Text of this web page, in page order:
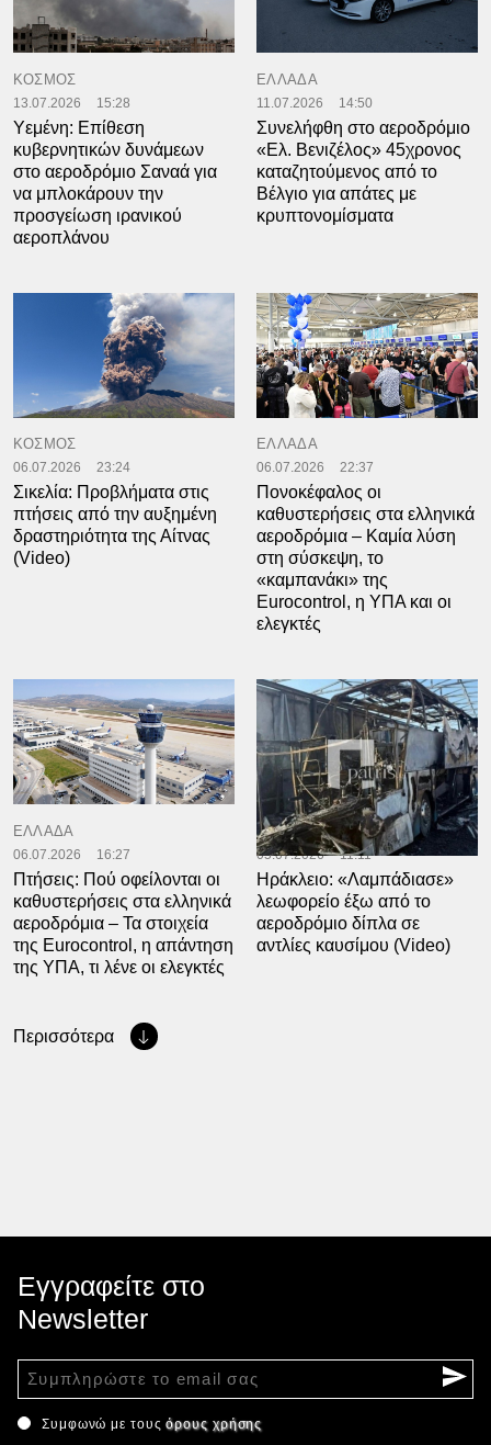
ΚΟΣΜΟΣ
13.07.2026 15:28
Yεμένη: Επίθεση
κυβερνητικών δυνάμεων
στο αεροδρόμιο Σαναά για
να μπλοκάρουν την
προσγείωση ιρανικού
αεροπλάνου
ΕΛΛΑΔΑ
11.07.2026 14:50
Συνελήφθη στο αεροδρόμιο
«Ελ. Βενιζέλος» 45χρονος
καταζητούμενος από το
Βέλγιο για απάτες με
κρυπτονομίσματα
ΚΟΣΜΟΣ
06.07.2026 23:24
Σικελία: Προβλήματα στις
πτήσεις από την αυξημένη
δραστηριότητα της Αίτνας
(Video)
ΕΛΛΑΔΑ
06.07.2026 22:37
Πονοκέφαλος οι
καθυστερήσεις στα ελληνικά
αεροδρόμια – Καμία λύση
στη σύσκεψη, το
«καμπανάκι» της
Eurocontrol, η ΥΠΑ και οι
ελεγκτές
ΕΛΛΑΔΑ
06.07.2026 16:27
Πτήσεις: Πού οφείλονται οι
καθυστερήσεις στα ελληνικά
αεροδρόμια – Τα στοιχεία
της Eurocontrol, η απάντηση
της ΥΠΑ, τι λένε οι ελεγκτές
ΕΛΛΑΔΑ
05.07.2026 11:11
Ηράκλειο: «Λαμπάδιασε»
λεωφορείο έξω από το
αεροδρόμιο δίπλα σε
αντλίες καυσίμου (Video)
Περισσότερα
Εγγραφείτε στο
Newsletter
Συμφωνώ με τουςόρους χρήσης